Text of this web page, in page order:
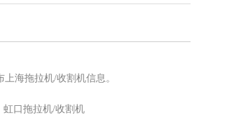
海拖拉机/收割机信息。
虹口拖拉机/收割机